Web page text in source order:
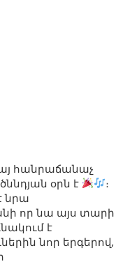
հանրաճանաչ
օրն է
։
նրա
որ նա այս տարի
է
նոր երգերով,